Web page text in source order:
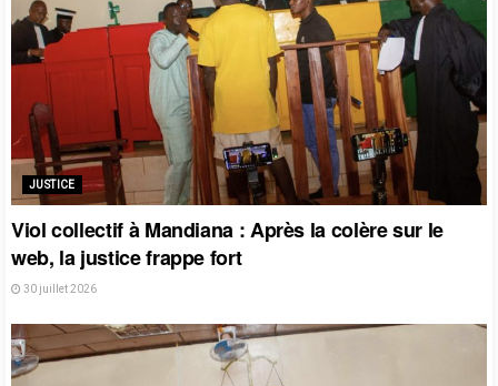
JUSTICE
Viol collectif à Mandiana : Après la colère sur le
web, la justice frappe fort
30 juillet 2026